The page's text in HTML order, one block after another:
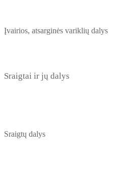
Įvairios, atsarginės variklių dalys
Sraigtai ir jų dalys
Sraigtų dalys